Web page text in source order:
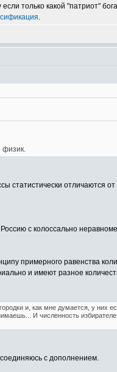
только какой "патриот"
.
физик.
статистически отличаются
с колоссально
примерного равенства
и имеют разное
и, как мне думается, у них
И численность
с дополнением.